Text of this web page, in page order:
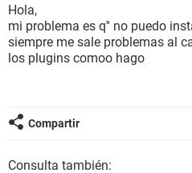
Hola,
mi problema es q'' no puedo
siempre me sale problemas al
los plugins comoo hago
Compartir
Consulta también: